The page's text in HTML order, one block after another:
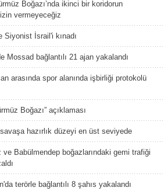
Boğazı’nda ikinci bir koridorun
vermeyeceğiz
İsrail'i kınadı
Mossad bağlantılı 21 ajan yakalandı
arasında spor alanında işbirliği protokolü
Boğazı” açıklaması
savaşa hazırlık düzeyi en üst seviyede
ve Babülmendep boğazlarındaki gemi trafiği
terörle bağlantılı 8 şahıs yakalandı